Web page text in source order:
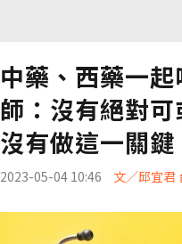
中藥、西藥一
師：沒有絕對
沒有做這一關鍵
2023-05-04 10:46 文╱邱宜君